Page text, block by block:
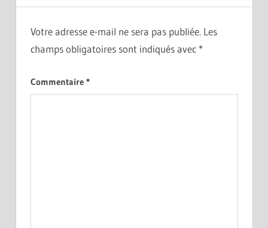
Votre adresse e-mail ne sera pas publiée. Les
champs obligatoires sont indiqués avec *
Commentaire *